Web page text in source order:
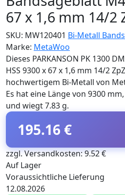
67 x 1,6 mm 14/2
SKU: MW120401 Bi-Metall
Marke: MetaWoo
Dieses PARKANSON PK 1300
HSS 9300 x 67 x 1,6 mm 14/2
hochwertigem Bi-Metall von
Es hat eine Länge von 9300
und wiegt 7.83 g.
195.16 €
zzgl. Versandkosten: 9.52 €
Auf Lager
Voraussichtliche Lieferung
12.08.2026